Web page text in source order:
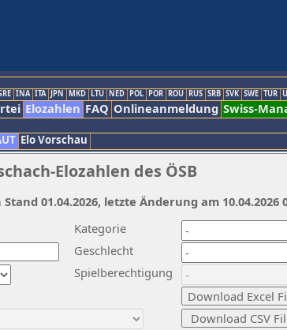
INA ITA JPN MKD LTU NED POL POR ROU RUS SRB SVK SWE TUR
Elozahlen FAQ Onlineanmeldung Swiss-
Elo Vorschau
Elozahlen des ÖSB
Kategorie
Geschlecht
Spielberechtigung
Stand 01.04.2026, letzte Änderung am